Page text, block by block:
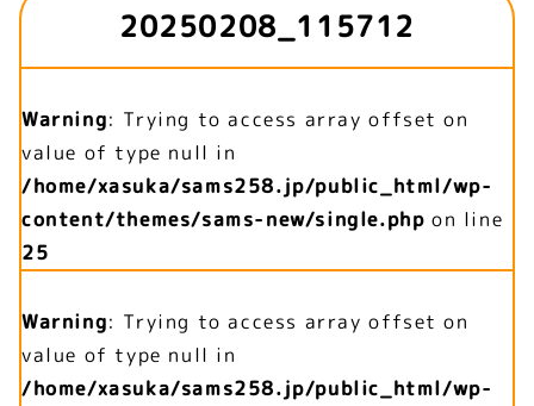
20250208_115712
Warning: Trying to access array offset on
value of type null in
/home/xasuka/sams258.jp/public_html/wp-
content/themes/sams-new/single.php on line
25
Warning: Trying to access array offset on
value of type null in
/home/xasuka/sams258.jp/public_html/wp-